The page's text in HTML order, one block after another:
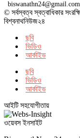
biswanathn24@gmail.com
© সর্বস্বত্ব স্বত্বাধিকার
বিশ্বনাথনিউজ২৪
ছবি
ভিডিও
আর্কাইভ
ছবি
ভিডিও
আর্কাইভ
আইটি সহযোগীতায়
ওয়েবস ইনসাইট